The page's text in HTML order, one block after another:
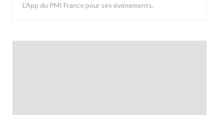
L'App du PMI France pour ses événements.